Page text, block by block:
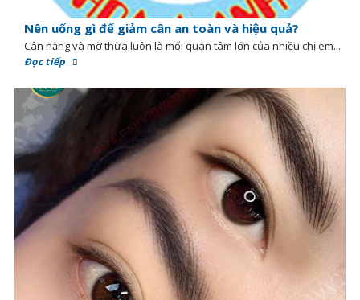
Nên uống gì để giảm cân an toàn và hiệu quả?
Cân nặng và mỡ thừa luôn là mối quan tâm lớn của nhiều chị em...
Đọc tiếp